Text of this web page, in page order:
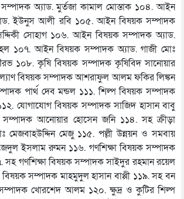
অ্যাড. মুর্তজা কামাল মোস্তাক ১০৪. আইন
ইউনুস আলী রবি ১০৫. আইন বিষয়ক সম্পাদক
সোহাগ ১০৬. আইন বিষয়ক সম্পাদক অ্যাড.
১০৭. আইন বিষয়ক সম্পাদক অ্যাড. গাজী মোঃ
১০৮. কৃষি বিষয়ক সম্পাদক কৃষিবিদ সানোয়ার
বিষয়ক সম্পাদক আশরাফুল আলম ফকির লিঙ্কন
পার্থ দেব মন্ডল ১১১. শিল্প বিষয়ক সম্পাদক
যোগাযোগ বিষয়ক সম্পাদক সাজিদ হাসান বাবু
সম্পাদক আনোয়ার হোসেন জনি ১১৪. সহ ক্রীড়া
মেজবাহউদ্দিন মেজু ১১৫. পল্লী উন্নয়ন ও সমবায়
ইসলাম রুমন ১১৬. গণশিক্ষা বিষয়ক সম্পাদক
সহ গণশিক্ষা বিষয়ক সম্পাদক সাইদুর রহমান রয়েল
সম্পাদক মাহমুদুল হাসান বাপ্পী ১১৯. সহ বন
খোরশেদ আলম ১২০. ক্ষুদ্র ও কুটির শিল্প